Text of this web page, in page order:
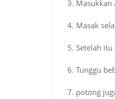
3. Masukkan
4. Masak
5. Setelah
6. Tunggu
7. potong